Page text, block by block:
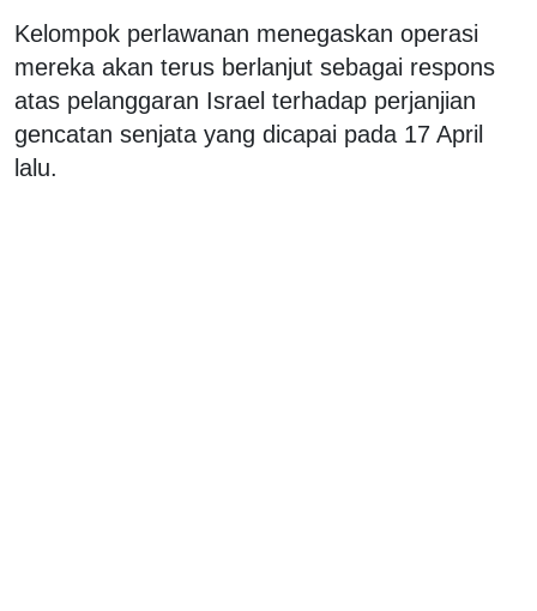
Kelompok perlawanan menegaskan operasi
mereka akan terus berlanjut sebagai respons
atas pelanggaran Israel terhadap perjanjian
gencatan senjata yang dicapai pada 17 April
lalu.